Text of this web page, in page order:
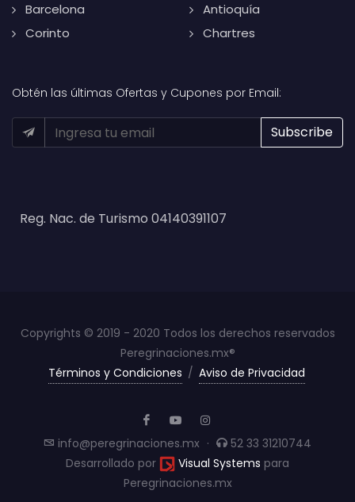
Barcelona
Corinto
Antioquía
Chartres
Obtén las últimas Ofertas y Cupones por Email:
Reg. Nac. de Turismo 04140391107
Copyrights © 2019 - 2020 Todos los derechos reservados
Peregrinaciones.mx®
Términos y Condiciones / Aviso de Privacidad
info@peregrinaciones.mx ·
52 33 31210744
Desarrollado por
Visual Systems para
Peregrinaciones.mx